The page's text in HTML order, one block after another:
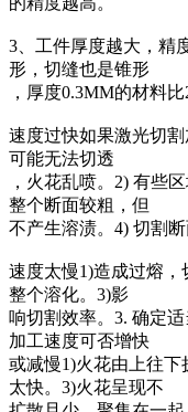
3、工件厚度越大，精
形，切缝也是锥形
，厚度0.3MM的材料
速度过快如果激光切
可能无法切透
，火花乱喷。2) 有些
整个断面较粗，但
不产生溶渍。4) 切割
速度太慢1)造成过熔
整个溶化。3)影
响切割效率。3. 确定
加工速度可否增快
或减慢1)火花由上往
太快。3)火花呈现不